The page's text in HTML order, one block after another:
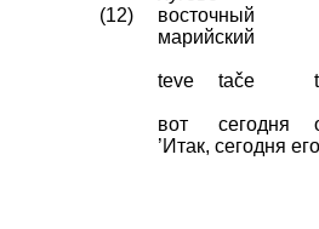
(12)
восточный
марийский
teve tače
вот сегодня
’Итак, сегодня